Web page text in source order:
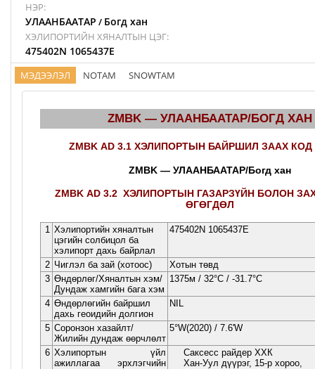
НЭР:
УЛААНБААТАР / Богд хан
ХЭЛИПОРТИЙН ХЯНАЛТЫН ЦЭГ:
475402N 1065437E
МЭДЭЭЛЭЛ NOTAM SNOWTAM